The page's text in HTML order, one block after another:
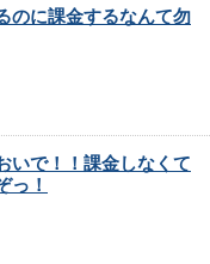
のに課金するなんて勿
いで！！課金しなくて
っ！